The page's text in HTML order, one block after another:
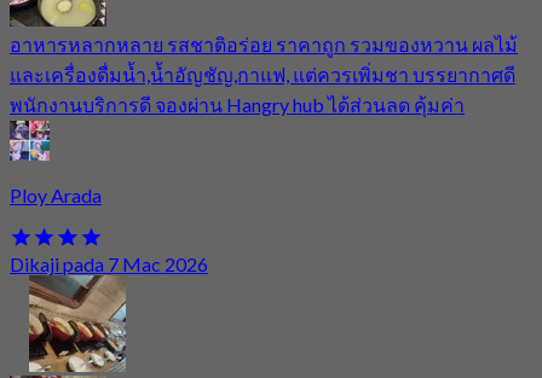
อาหารหลากหลาย รสชาติอร่อย ราคาถูก รวมของหวาน ผลไม้
และเครื่องดื่มน้ำ,น้ำอัญชัญ,กาแฟ, แต่ควรเพิ่มชา บรรยากาศดี
พนักงานบริการดี จองผ่าน Hangry hub ได้ส่วนลด คุ้มค่า
Ploy Arada
Dikaji pada 7 Mac 2026